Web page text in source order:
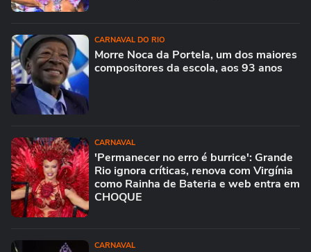
CARNAVAL DO RIO
Morre Noca da Portela, um dos maiores
compositores da escola, aos 93 anos
CARNAVAL
'Permanecer no erro é burrice': Grande
Rio ignora críticas, renova com Virgínia
como Rainha de Bateria e web entra em
CHOQUE
CARNAVAL